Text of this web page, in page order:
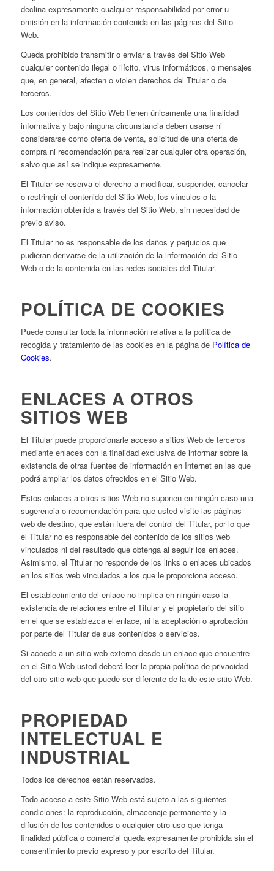
declina expresamente cualquier responsabilidad por error u
omisión en la información contenida en las páginas del Sitio
Web.
Queda prohibido transmitir o enviar a través del Sitio Web
cualquier contenido ilegal o ilícito, virus informáticos, o mensajes
que, en general, afecten o violen derechos del Titular o de
terceros.
Los contenidos del Sitio Web tienen únicamente una finalidad
informativa y bajo ninguna circunstancia deben usarse ni
considerarse como oferta de venta, solicitud de una oferta de
compra ni recomendación para realizar cualquier otra operación,
salvo que así se indique expresamente.
El Titular se reserva el derecho a modificar, suspender, cancelar
o restringir el contenido del Sitio Web, los vínculos o la
información obtenida a través del Sitio Web, sin necesidad de
previo aviso.
El Titular no es responsable de los daños y perjuicios que
pudieran derivarse de la utilización de la información del Sitio
Web o de la contenida en las redes sociales del Titular.
POLÍTICA DE COOKIES
Puede consultar toda la información relativa a la política de
recogida y tratamiento de las cookies en la página de Política de
Cookies.
ENLACES A OTROS
SITIOS WEB
El Titular puede proporcionarle acceso a sitios Web de terceros
mediante enlaces con la finalidad exclusiva de informar sobre la
existencia de otras fuentes de información en Internet en las que
podrá ampliar los datos ofrecidos en el Sitio Web.
Estos enlaces a otros sitios Web no suponen en ningún caso una
sugerencia o recomendación para que usted visite las páginas
web de destino, que están fuera del control del Titular, por lo que
el Titular no es responsable del contenido de los sitios web
vinculados ni del resultado que obtenga al seguir los enlaces.
Asimismo, el Titular no responde de los links o enlaces ubicados
en los sitios web vinculados a los que le proporciona acceso.
El establecimiento del enlace no implica en ningún caso la
existencia de relaciones entre el Titular y el propietario del sitio
en el que se establezca el enlace, ni la aceptación o aprobación
por parte del Titular de sus contenidos o servicios.
Si accede a un sitio web externo desde un enlace que encuentre
en el Sitio Web usted deberá leer la propia política de privacidad
del otro sitio web que puede ser diferente de la de este sitio Web.
PROPIEDAD
INTELECTUAL E
INDUSTRIAL
Todos los derechos están reservados.
Todo acceso a este Sitio Web está sujeto a las siguientes
condiciones: la reproducción, almacenaje permanente y la
difusión de los contenidos o cualquier otro uso que tenga
finalidad pública o comercial queda expresamente prohibida sin el
consentimiento previo expreso y por escrito del Titular.